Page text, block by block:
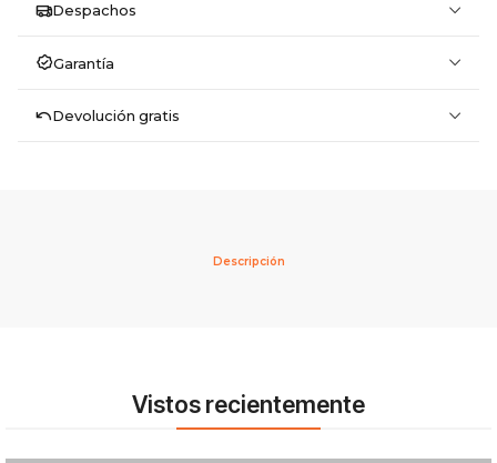
Despachos
Garantía
Devolución gratis
Descripción
Vistos recientemente